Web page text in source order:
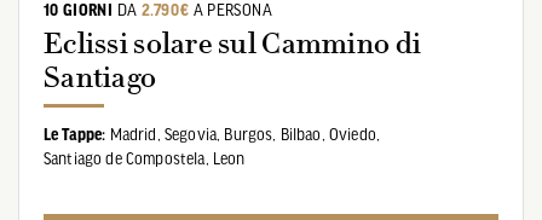
10 GIORNI DA 2.790€ A PERSONA
Eclissi solare sul Cammino di
Santiago
Le Tappe: Madrid, Segovia, Burgos, Bilbao, Oviedo,
Santiago de Compostela,
Leon